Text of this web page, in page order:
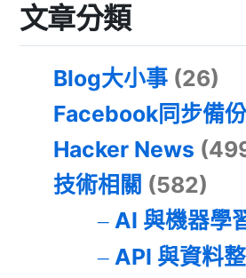
文章分類
Blog大小事 (26)
Facebook同步備份
Hacker News
技術相關 (582)
AI 與機器學
API 與資料